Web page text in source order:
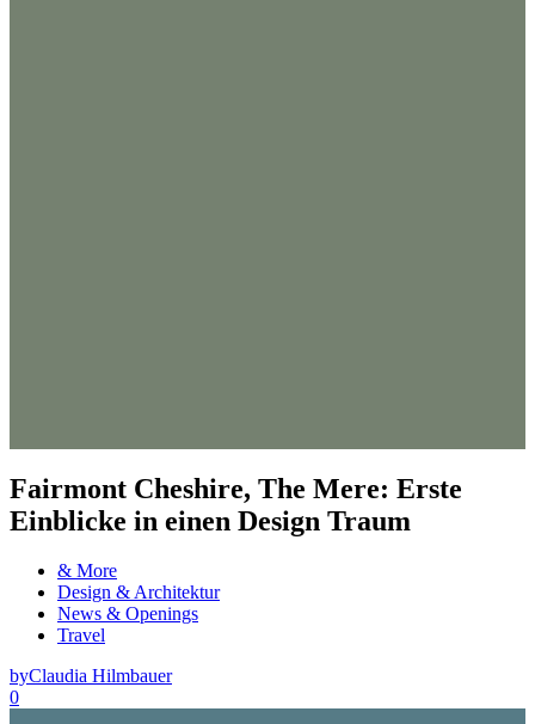
Fairmont Cheshire, The Mere: Erste
Einblicke in einen Design Traum
& More
Design & Architektur
News & Openings
Travel
byClaudia Hilmbauer
0